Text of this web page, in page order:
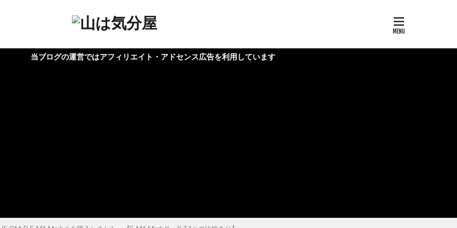
の運営ではアフィリエイト・アドセンス広告を利用しています